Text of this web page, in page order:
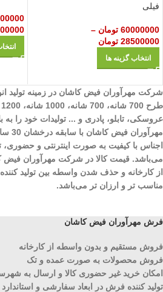
فیلی
60000000 تومان –
28500000 تومان
انتخاب گزینه ها
شرکت مهرآوران فیض کاشان در زمینه تولید
عروسکی، تابلو، پادری و ... تولیدات خود را
اجناس با کیفیت به صورت اینترنتی و
می‌باشد. قیمت کالا در شرکت مهرآوران فیض
از کارخانه و حذف شدن واسطه بین تولید
مناسب تر و ارزان تر می‌باشد.
فرش مهرآوران فیض کاشان
فروش مستقیم و بدون واسطه از کارخانه
فروش محصولات به صورت عمده و تک
امکان خرید غیر حضوری کالا و ارسال به
تولید کننده فرش در ابعاد سفارشی و استاندارد